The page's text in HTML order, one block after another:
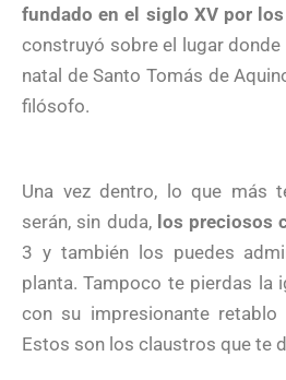
fundado en el siglo XV por
construyó sobre el lugar
natal de Santo Tomás de
filósofo.
Una vez dentro, lo que más
serán, sin duda, los preciosos
3 y también los puedes
planta. Tampoco te pierdas la
con su impresionante
Estos son los claustros que te